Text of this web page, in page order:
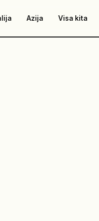
Azija Visa kita